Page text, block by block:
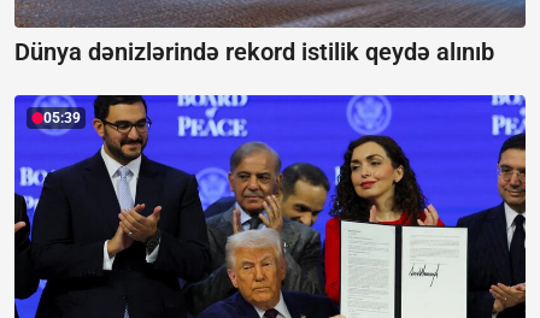
Dünya dənizlərində rekord istilik qeydə alınıb
05:39